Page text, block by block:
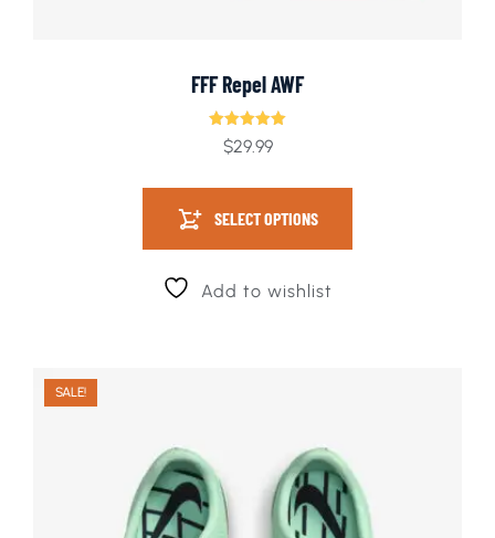
FFF Repel AWF
Rated
5.00
$29.99
SELECT OPTIONS
Add to wishlist
SALE!